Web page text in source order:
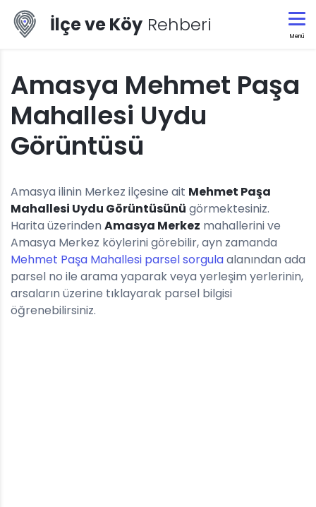
İlçe ve Köy Rehberi
Menü
Amasya Mehmet Paşa
Mahallesi Uydu
Görüntüsü
Amasya ilinin Merkez ilçesine ait Mehmet Paşa
Mahallesi Uydu Görüntüsünü görmektesiniz.
Harita üzerinden Amasya Merkez mahallerini ve
Amasya Merkez köylerini görebilir, ayn zamanda
Mehmet Paşa Mahallesi parsel sorgulaalanından ada
parsel no ile arama yaparak veya yerleşim yerlerinin,
arsaların üzerine tıklayarak parsel bilgisi
öğrenebilirsiniz.